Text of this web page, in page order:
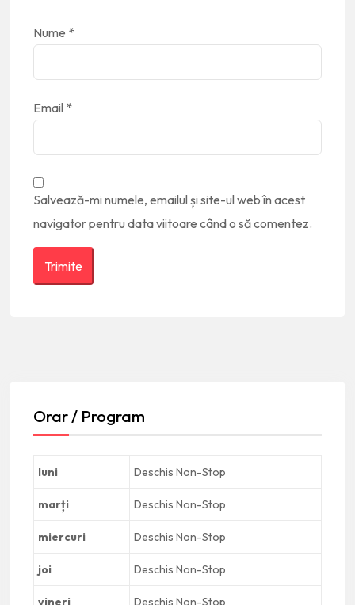
Nume *
Email *
Salvează-mi numele, emailul și site-ul web în acest
navigator pentru data viitoare când o să comentez.
Orar / Program
luni Deschis Non-Stop
marți Deschis Non-Stop
miercuri Deschis Non-Stop
joi Deschis Non-Stop
vineri Deschis Non-Stop